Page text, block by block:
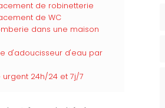
de robinetterie
de WC
dans une maison
d'adoucisseur d'eau par
24h/24 et 7j/7